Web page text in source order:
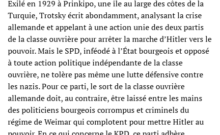
Exilé en 1929 à Prinkipo, une île au large des côtes de la
Turquie, Trotsky écrit abondamment, analysant la crise
allemande et appelant à une action unie des deux partis
de la classe ouvrière pour arrêter la marche d’Hitler vers le
pouvoir. Mais le SPD, inféodé à l’État bourgeois et opposé
à toute action politique indépendante de la classe
ouvrière, ne tolère pas même une lutte défensive contre
les nazis. Pour ce parti, le sort de la classe ouvrière
allemande doit, au contraire, être laissé entre les mains
des politiciens bourgeois corrompus et criminels du
régime de Weimar qui complotent pour mettre Hitler au